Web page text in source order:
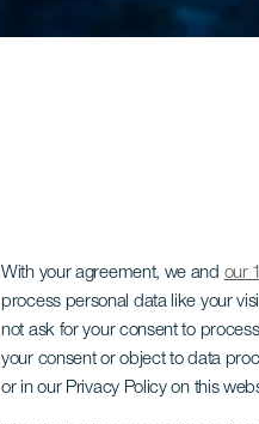
With your agreement, we and our
process personal data like your
not ask for your consent to
your consent or object to data
or in our Privacy Policy on this